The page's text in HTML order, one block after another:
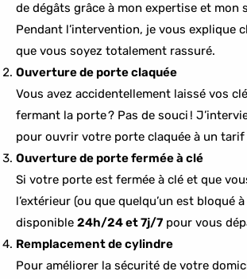
de dégâts grâce à mon expertise et mon
Pendant l’intervention, je vous explique
que vous soyez totalement rassuré.
Ouverture de porte claquée
Vous avez accidentellement laissé vos
fermant la porte ? Pas de souci !
pour ouvrir votre porte claquée à un
Ouverture de porte fermée à clé
Si votre porte est fermée à clé et que
l’extérieur (ou que quelqu’un est bloqué
disponible 24h/24 et 7j/7 pour vous
Remplacement de cylindre
Pour améliorer la sécurité de votre